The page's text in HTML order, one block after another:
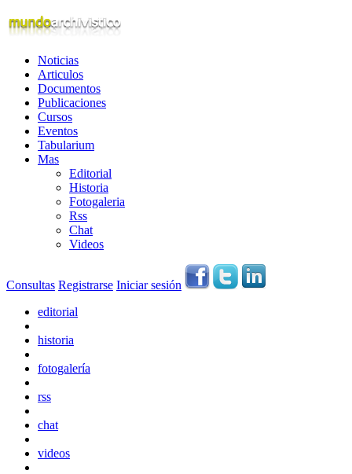
Noticias
Articulos
Documentos
Publicaciones
Cursos
Eventos
Tabularium
Mas
Editorial
Historia
Fotogaleria
Rss
Chat
Videos
Consultas Registrarse Iniciar sesión
editorial
historia
fotogalería
rss
chat
videos